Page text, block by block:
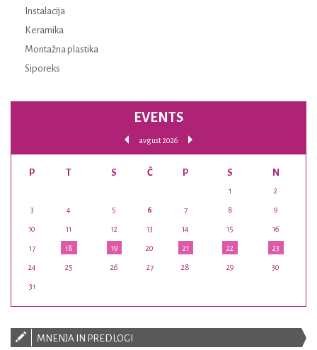
Instalacija
Keramika
Montažna plastika
Siporeks
EVENTS
avgust 2026
P T S Č P S N
1 2
3 4 5 6 7 8 9
10 11 12 13 14 15 16
17 18 19 20 21 22 23
24 25 26 27 28 29 30
31
MNENJA IN PREDLOGI